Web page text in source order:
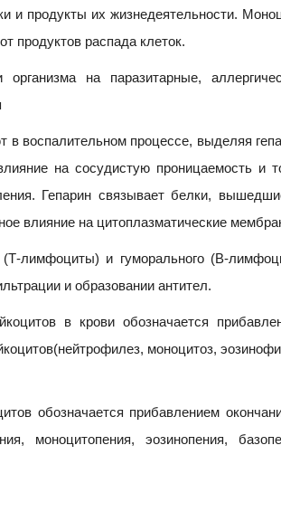
и продукты их жизнедеятельности.
продуктов распада клеток.
на паразитарные,
в воспалительном процессе, выделяя
на сосудистую проницаемость и
Гепарин связывает белки,
влияние на цитоплазматические
лимфоциты) и гуморального (В-
и образовании антител.
в крови обозначается
моноцитоз,
обозначается прибавлением
моноцитопения, эозинопения,